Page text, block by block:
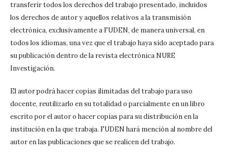
transferir todos los derechos del trabajo presentado, incluidos
los derechos de autor y aquellos relativos a la transmisión
electrónica, exclusivamente a FUDEN, de manera universal, en
todos los idiomas, una vez que el trabajo haya sido aceptado para
su publicación dentro de la revista electrónica NURE
Investigación.
El autor podrá hacer copias ilimitadas del trabajo para uso
docente, reutilizarlo en su totalidad o parcialmente en un libro
escrito por el autor o hacer copias para su distribución en la
institución en la que trabaja. FUDEN hará mención al nombre del
autor en las publicaciones que se realicen del trabajo.